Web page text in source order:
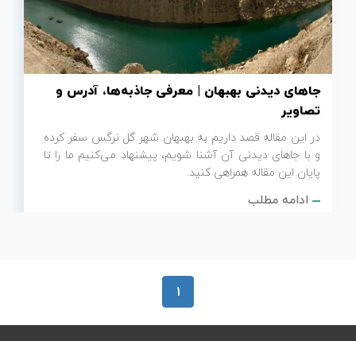
جاهای دیدنی بهبهان | معرفی جاذبه‌ها، آدرس و
تصاویر
در این مقاله قصد داریم به بهبهان شهر گل نرگس سفر کرده
و با جاهای دیدنی آن آشنا شویم، پیشنهاد می‌کنیم ما را تا
پایان این مقاله همراهی کنید.
ادامه مطلب
1
تور سوباتان
تور چابهار
تور مرداب هسل
تور کاشان